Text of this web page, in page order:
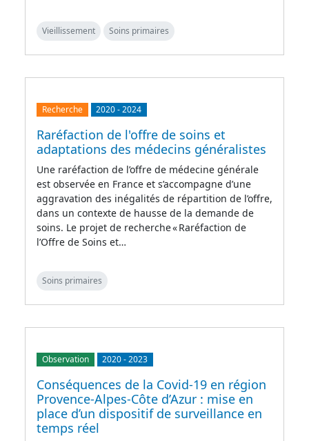
Vieillissement Soins primaires
Recherche 2020-2024
Raréfaction de l'offre de soins et
adaptations des médecins généralistes
Une raréfaction de l’offre de médecine générale
est observée en France et s’accompagne d’une
aggravation des inégalités de répartition de l’offre,
dans un contexte de hausse de la demande de
soins. Le projet de recherche « Raréfaction de
l’Offre de Soins et…
Soins primaires
Observation 2020-2023
Conséquences de la Covid-19 en région
Provence-Alpes-Côte d’Azur : mise en
place d’un dispositif de surveillance en
temps réel